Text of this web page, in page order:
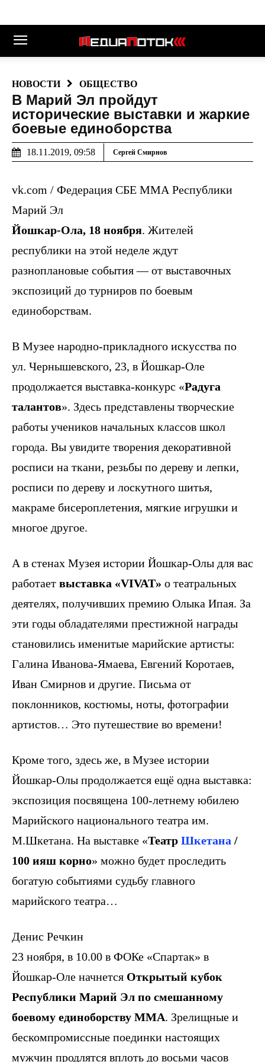
НОВОСТИ ОБЩЕСТВО
В Марий Эл пройдут
исторические выставки и жаркие
боевые единоборства
18.11.2019, 09:58 Сергей Смирнов
vk.com / Федерация СБЕ ММА Республики
Марий Эл
Йошкар-Ола, 18 ноября. Жителей
республики на этой неделе ждут
разноплановые события — от выставочных
экспозиций до турниров по боевым
единоборствам.
В Музее народно-прикладного искусства по
ул. Чернышевского, 23, в Йошкар-Оле
продолжается выставка-конкурс «Радуга
талантов». Здесь представлены творческие
работы учеников начальных классов школ
города. Вы увидите творения декоративной
росписи на ткани, резьбы по дереву и лепки,
росписи по дереву и лоскутного шитья,
макраме бисероплетения, мягкие игрушки и
многое другое.
А в стенах Музея истории Йошкар-Олы для вас
работает выставка «VIVAT» о театральных
деятелях, получивших премию Олыка Ипая. За
эти годы обладателями престижной награды
становились именитые марийские артисты:
Галина Иванова-Ямаева, Евгений Коротаев,
Иван Смирнов и другие. Письма от
поклонников, костюмы, ноты, фотографии
артистов… Это путешествие во времени!
Кроме того, здесь же, в Музее истории
Йошкар-Олы продолжается ещё одна выставка:
экспозиция посвящена 100-летнему юбилею
Марийского национального театра им.
М.Шкетана. На выставке «Театр Шкетана /
100 ияш корно» можно будет проследить
богатую событиями судьбу главного
марийского театра…
Денис Речкин
23 ноября, в 10.00 в ФОКе «Спартак» в
Йошкар-Оле начнется Открытый кубок
Республики Марий Эл по смешанному
боевому единоборству ММА. Зрелищные и
бескомпромиссные поединки настоящих
мужчин продлятся вплоть до восьми часов